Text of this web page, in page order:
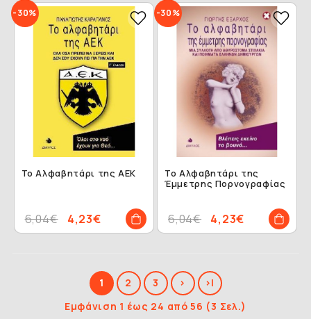
-30%
Το Αλφαβητάρι της ΑΕΚ
4,23€
6,04€
-30%
Το Αλφαβητάρι της
Έμμετρης Πορνογραφίας
4,23€
6,04€
1 2 3 >
>|
Εμφάνιση 1 έως 24 από 56 (3 Σελ.)